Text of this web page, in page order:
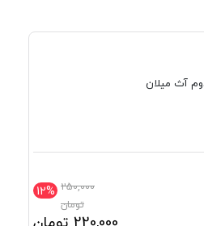
آث میلان
12% 250,000
تومان